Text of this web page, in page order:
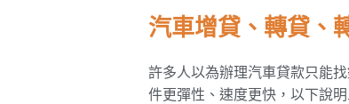
汽車增貸、轉貸、
許多人以為辦理汽車貸款只能
件更彈性、速度更快，以下說